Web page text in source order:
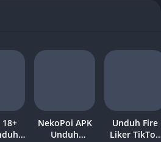
NekoPoi APK
Unduh
Unduh Fire
Liker TikTok